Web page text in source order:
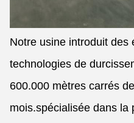
Notre usine introduit des
technologies de
600.000 mètres carrés
mois.spécialisée dans la